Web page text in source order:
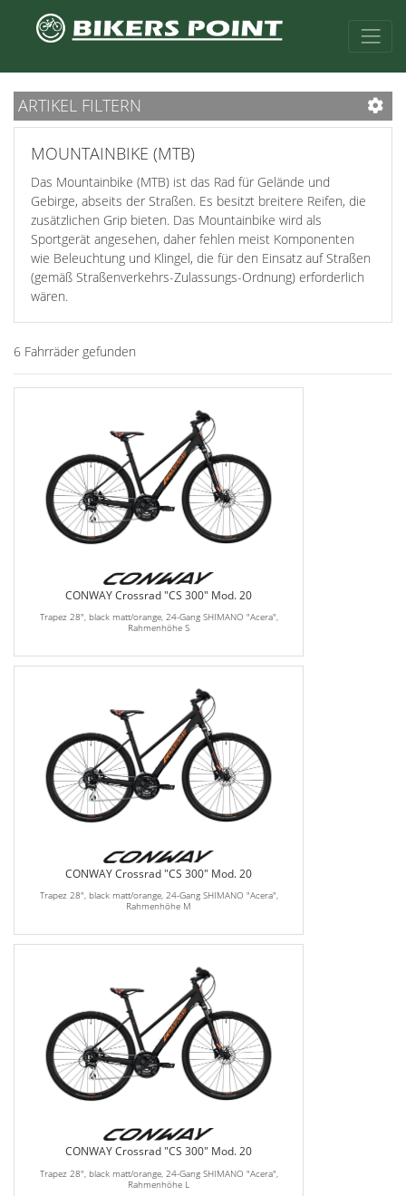
ARTIKEL FILTERN
MOUNTAINBIKE (MTB)
Das Mountainbike (MTB) ist das Rad für Gelände und
Gebirge, abseits der Straßen. Es besitzt breitere Reifen, die
zusätzlichen Grip bieten. Das Mountainbike wird als
Sportgerät angesehen, daher fehlen meist Komponenten
wie Beleuchtung und Klingel, die für den Einsatz auf Straßen
(gemäß Straßenverkehrs-Zulassungs-Ordnung) erforderlich
wären.
6 Fahrräder gefunden
CONWAY Crossrad "CS 300" Mod. 20
Trapez 28", black matt/orange, 24-Gang SHIMANO "Acera",
Rahmenhöhe S
CONWAY Crossrad "CS 300" Mod. 20
Trapez 28", black matt/orange, 24-Gang SHIMANO "Acera",
Rahmenhöhe M
CONWAY Crossrad "CS 300" Mod. 20
Trapez 28", black matt/orange, 24-Gang SHIMANO "Acera",
Rahmenhöhe L